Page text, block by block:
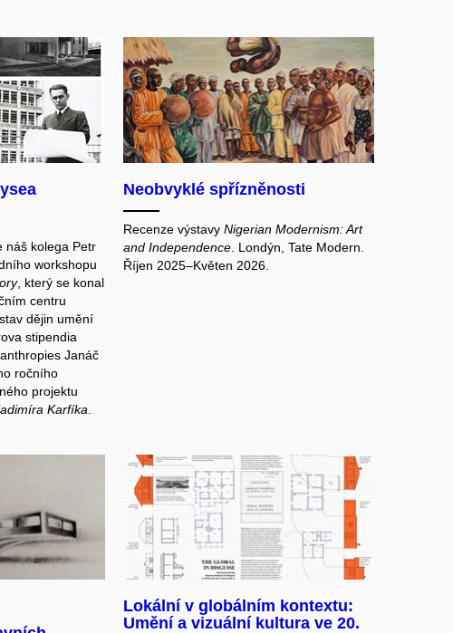
náš kolega Petr
workshopu
, který se konal
centru
dějin umění
stipendia
Janáč
ročního
projektu
Karfíka
Neobvyklé spřízněnosti
Recenze výstavy Nigerian Modernism: Art
and Independence. Londýn, Tate Modern.
Říjen 2025–Květen 2026.
Lokální v globálním kontextu:
Umění a vizuální kultura ve 20.